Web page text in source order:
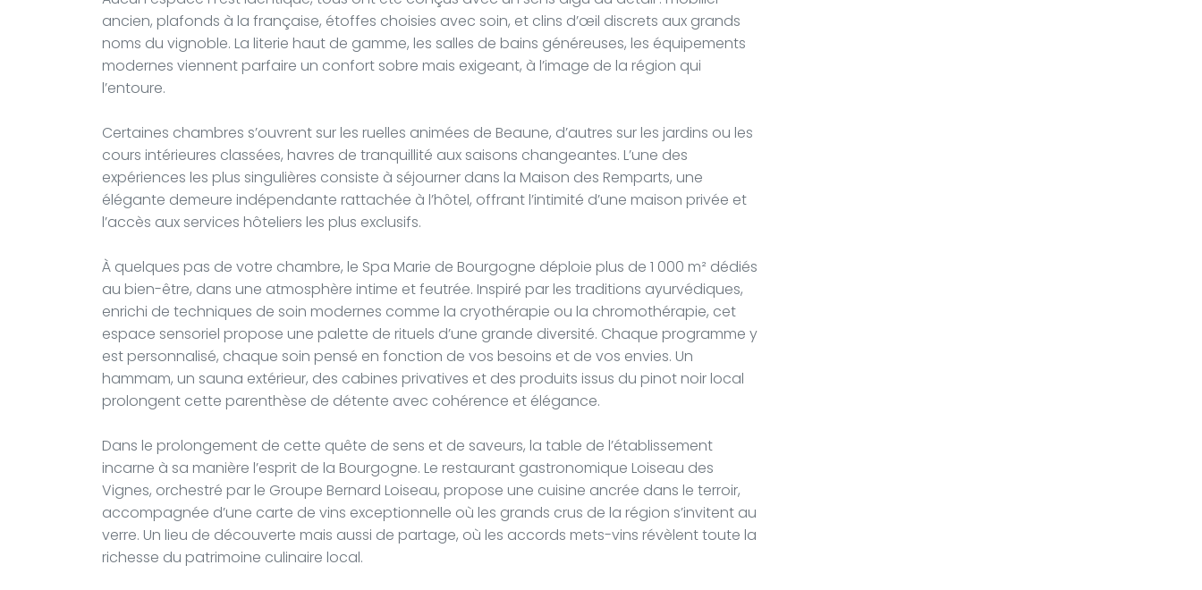
ancien, plafonds à la française, étoffes choisies avec soin, et clins d’œil discrets aux grands
noms du vignoble. La literie haut de gamme, les salles de bains généreuses, les équipements
modernes viennent parfaire un confort sobre mais exigeant, à l’image de la région qui
l’entoure.
Certaines chambres s’ouvrent sur les ruelles animées de Beaune, d’autres sur les jardins ou les
cours intérieures classées, havres de tranquillité aux saisons changeantes. L’une des
expériences les plus singulières consiste à séjourner dans la Maison des Remparts, une
élégante demeure indépendante rattachée à l’hôtel, offrant l’intimité d’une maison privée et
l’accès aux services hôteliers les plus exclusifs.
À quelques pas de votre chambre, le Spa Marie de Bourgogne déploie plus de 1 000 m² dédiés
au bien-être, dans une atmosphère intime et feutrée. Inspiré par les traditions ayurvédiques,
enrichi de techniques de soin modernes comme la cryothérapie ou la chromothérapie, cet
espace sensoriel propose une palette de rituels d’une grande diversité. Chaque programme y
est personnalisé, chaque soin pensé en fonction de vos besoins et de vos envies. Un
hammam, un sauna extérieur, des cabines privatives et des produits issus du pinot noir local
prolongent cette parenthèse de détente avec cohérence et élégance.
Dans le prolongement de cette quête de sens et de saveurs, la table de l’établissement
incarne à sa manière l’esprit de la Bourgogne. Le restaurant gastronomique Loiseau des
Vignes, orchestré par le Groupe Bernard Loiseau, propose une cuisine ancrée dans le terroir,
accompagnée d’une carte de vins exceptionnelle où les grands crus de la région s’invitent au
verre. Un lieu de découverte mais aussi de partage, où les accords mets-vins révèlent toute la
richesse du patrimoine culinaire local.